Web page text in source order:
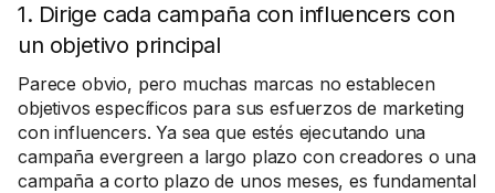
1. Dirige cada campaña con influencers con
un objetivo principal
Parece obvio, pero muchas marcas no establecen
objetivos específicos para sus esfuerzos de marketing
con influencers. Ya sea que estés ejecutando una
campaña evergreen a largo plazo con creadores o una
campaña a corto plazo de unos meses, es fundamental